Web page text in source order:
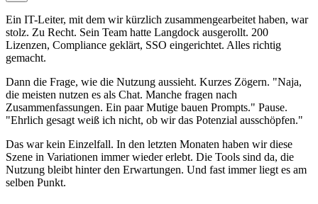
Ein IT-Leiter, mit dem wir kürzlich zusammengearbeitet haben, war
stolz. Zu Recht. Sein Team hatte Langdock ausgerollt. 200
Lizenzen, Compliance geklärt, SSO eingerichtet. Alles richtig
gemacht.
Dann die Frage, wie die Nutzung aussieht. Kurzes Zögern. "Naja,
die meisten nutzen es als Chat. Manche fragen nach
Zusammenfassungen. Ein paar Mutige bauen Prompts." Pause.
"Ehrlich gesagt weiß ich nicht, ob wir das Potenzial ausschöpfen."
Das war kein Einzelfall. In den letzten Monaten haben wir diese
Szene in Variationen immer wieder erlebt. Die Tools sind da, die
Nutzung bleibt hinter den Erwartungen. Und fast immer liegt es am
selben Punkt.